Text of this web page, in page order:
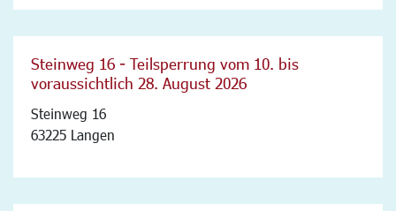
Steinweg 16 - Teilsperrung vom 10. bis
voraussichtlich 28. August 2026
Steinweg 16
63225 Langen